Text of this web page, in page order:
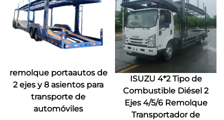
remolque portaautos de
2 ejes y 8 asientos para
transporte de
automóviles
ISUZU 4*2 Tipo de
Combustible Diésel 2
Ejes 4/5/6 Remolque
Transportador de